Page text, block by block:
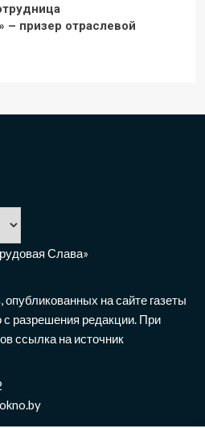
– призер отраслевой
Слава»
на сайте газеты
с разрешения редакции. При
ссылка на источник